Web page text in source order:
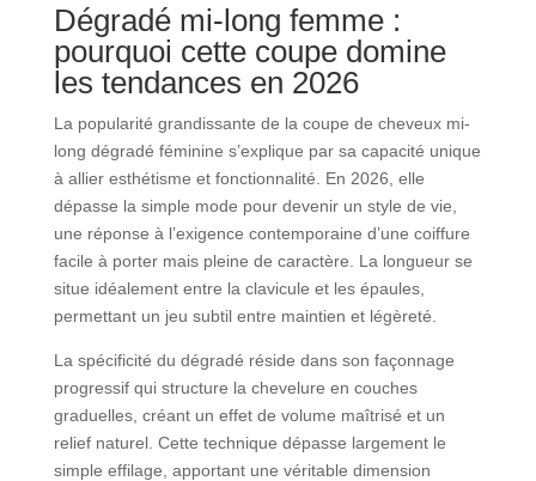
Dégradé mi-long femme :
pourquoi cette coupe domine
les tendances en 2026
La popularité grandissante de la coupe de cheveux mi-
long dégradé féminine s’explique par sa capacité unique
à allier esthétisme et fonctionnalité. En 2026, elle
dépasse la simple mode pour devenir un style de vie,
une réponse à l’exigence contemporaine d’une coiffure
facile à porter mais pleine de caractère. La longueur se
situe idéalement entre la clavicule et les épaules,
permettant un jeu subtil entre maintien et légèreté.
La spécificité du dégradé réside dans son façonnage
progressif qui structure la chevelure en couches
graduelles, créant un effet de volume maîtrisé et un
relief naturel. Cette technique dépasse largement le
simple effilage, apportant une véritable dimension